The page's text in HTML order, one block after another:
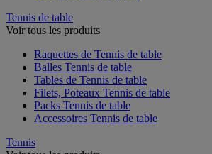
Tennis de table
Voir tous les produits
Raquettes de Tennis de table
Balles Tennis de table
Tables de Tennis de table
Filets, Poteaux Tennis de table
Packs Tennis de table
Accessoires Tennis de table
Tennis